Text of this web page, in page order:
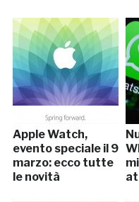
Apple Watch,
evento speciale il 9
marzo: ecco tutte
le novità